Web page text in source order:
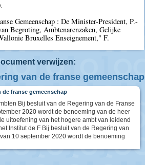
Gemeenschap : De Minister-President, P.-
Begroting, Ambtenarenzaken, Gelijke
Bruxelles Enseignement," F.
verwijzen:
van de franse gemeenschap
franse gemeenschap
Bij besluit van de Regering van de Franse
2020 wordt de benoeming van de heer
uitoefening van het hogere ambt van leidend
Institut de F Bij besluit van de Regering van
10 september 2020 wordt de benoeming